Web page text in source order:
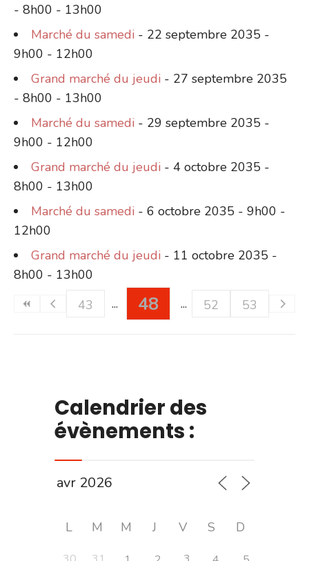
- 8h00 - 13h00
Marché du samedi - 22 septembre 2035 -
9h00 - 12h00
Grand marché du jeudi - 27 septembre 2035
- 8h00 - 13h00
Marché du samedi - 29 septembre 2035 -
9h00 - 12h00
Grand marché du jeudi - 4 octobre 2035 -
8h00 - 13h00
Marché du samedi - 6 octobre 2035 - 9h00 -
12h00
Grand marché du jeudi - 11 octobre 2035 -
8h00 - 13h00
43
48 52 53
Calendrier des
évènements :
L M M J V S D